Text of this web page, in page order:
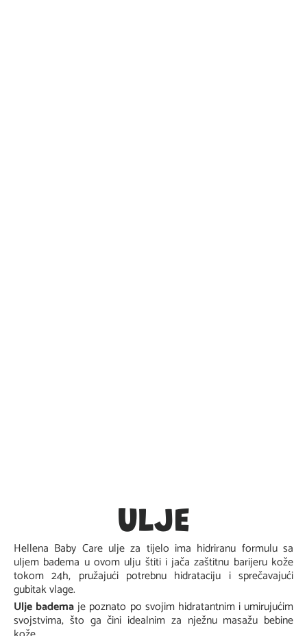
ULJE
Hellena Baby Care ulje za tijelo ima hidriranu formulu sa
uljem badema u ovom ulju štiti i jača zaštitnu barijeru kože
tokom 24h, pružajući potrebnu hidrataciju i sprečavajući
gubitak vlage.
Ulje bademaje poznato po svojim hidratantnim i umirujućim
svojstvima, što ga čini idealnim za nježnu masažu bebine